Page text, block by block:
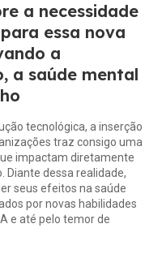
a necessidade
essa nova
a
a saúde mental
tecnológica, a inserção
traz consigo uma
impactam diretamente
Diante dessa realidade,
seus efeitos na saúde
por novas habilidades
e até pelo temor de